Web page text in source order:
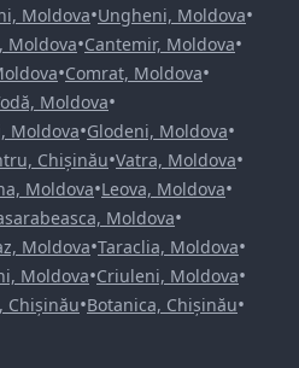
Moldova•Ungheni, Moldova•
Moldova•Cantemir, Moldova•
•Comrat, Moldova•
Moldova•
Moldova•Glodeni, Moldova•
Chișinău•Vatra, Moldova•
Moldova•Leova, Moldova•
Moldova•
Moldova•Taraclia, Moldova•
Moldova•Criuleni, Moldova•
Chișinău•Botanica, Chișinău•